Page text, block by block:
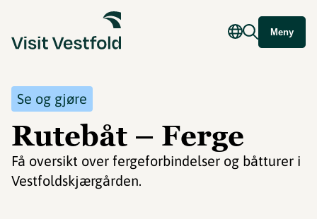
Meny
Se og gjøre
Rutebåt – Ferge
Få oversikt over fergeforbindelser og båtturer i
Vestfoldskjærgården.